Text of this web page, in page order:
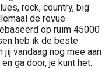
rock, country, big
de revue
op ruim 45000
heb ik de beste
jij vandaag nog mee aan
ga door, je kunt het..